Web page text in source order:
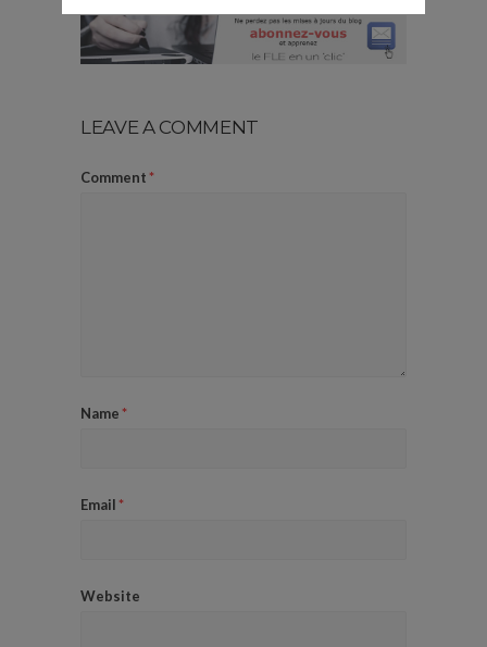
LEAVE A COMMENT
Comment*
Name*
Email*
Website